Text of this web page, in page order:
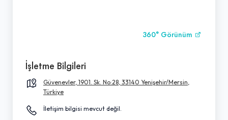
360° Görünüm
İşletme Bilgileri
Güvenevler, 1901. Sk. No:28, 33140 Yenişehir/Mersin,
Türkiye
İletişim bilgisi mevcut değil.